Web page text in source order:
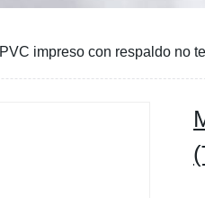
impreso con respaldo no